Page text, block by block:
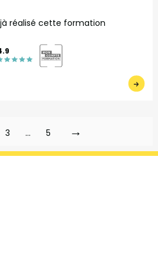
réalisé cette formation
3 … 5 →